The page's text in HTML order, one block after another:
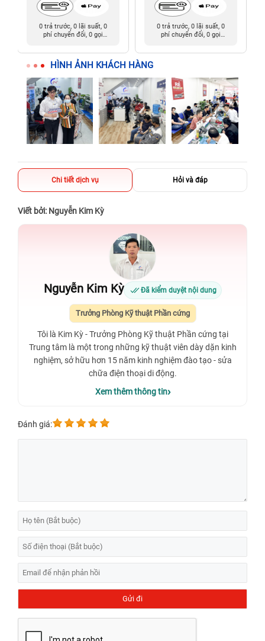
0 trả trước, 0 lãi suất, 0
phí chuyển đổi, 0 gọi
0 trả trước, 0 lãi suất, 0
phí chuyển đổi, 0 gọi
HÌNH ẢNH KHÁCH HÀNG
Chi tiết dịch vụ Hỏi và đáp
Viết bởi: Nguyễn Kim Kỳ
Nguyễn Kim Kỳ Đã kiểm duyệt nội dung
Trưởng Phòng Kỹ thuật Phần cứng
Tôi là Kim Kỳ - Trưởng Phòng Kỹ thuật Phần cứng tại
Trung tâm là một trong những kỹ thuật viên dày dặn kinh
nghiệm, sở hữu hơn 15 năm kinh nghiệm đào tạo - sửa
chữa điện thoại di động.
Xem thêm thông tin
Đánh giá: